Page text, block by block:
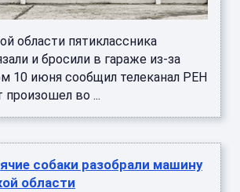
области пятиклассника
и бросили в гараже из-за
10 июня сообщил телеканал РЕН
во ...
собаки разобрали машину
области